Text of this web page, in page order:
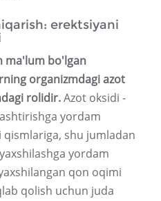
erektsiyani
ma'lum bo'lgan
organizmdagi azot
rolidir.Azot oksidi -
yordam
shu jumladan
yordam
qon oqimi
qolish uchun juda